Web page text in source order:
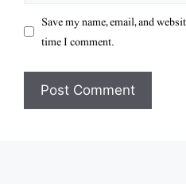
Save my name, email, and
time I comment.